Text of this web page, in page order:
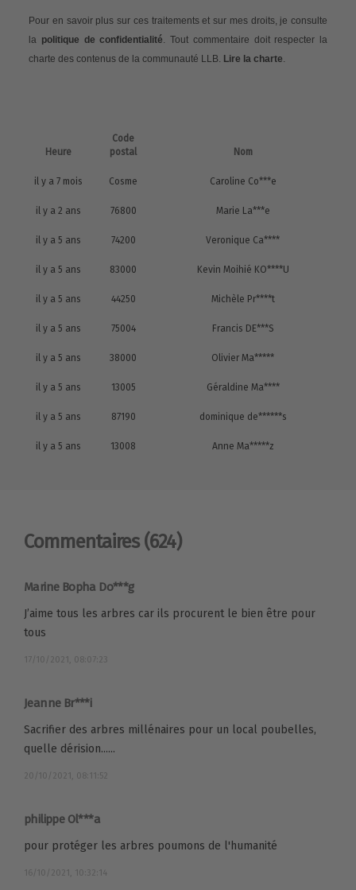
Pour en savoir plus sur ces traitements et sur mes droits, je consulte
la politique de confidentialité . Tout commentaire doit respecter la
charte des contenus de la communauté LLB. Lire la charte
Heure
Code
postal
Nom
il y a 7 mois Cosme Caroline Co***e
il y a 2 ans 76800 Marie La***e
il y a 5 ans 74200 Veronique Ca****
il y a 5 ans 83000 Kevin Moihié KO****U
il y a 5 ans 44250 Michèle Pr****t
il y a 5 ans 75004 Francis DE***S
il y a 5 ans 38000 Olivier Ma*****
il y a 5 ans 13005 Géraldine Ma****
il y a 5 ans 87190 dominique de******s
il y a 5 ans 13008 Anne Ma*****z
Commentaires (624)
Marine Bopha Do***g
J’aime tous les arbres car ils procurent le bien être pour
tous
17/10/2021, 08:07:23
Jeanne Br***i
Sacrifier des arbres millénaires pour un local poubelles,
quelle dérision......
20/10/2021, 08:11:52
philippe Ol***a
pour protéger les arbres poumons de l'humanité
16/10/2021, 10:32:14